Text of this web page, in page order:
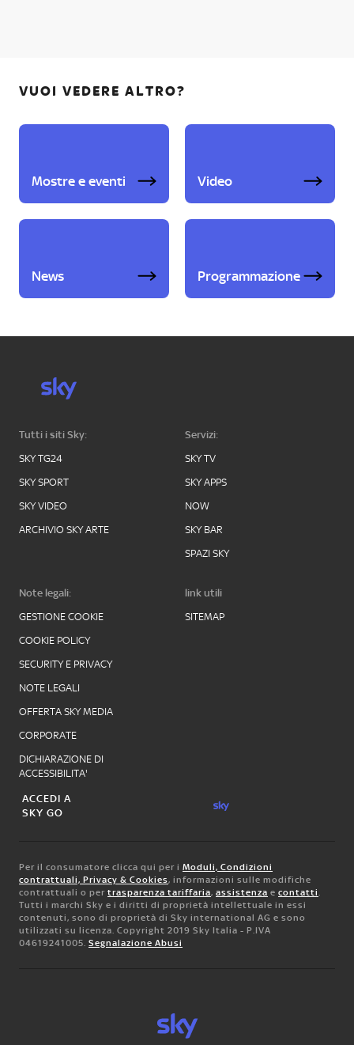
VUOI VEDERE ALTRO?
Mostre e eventi Video
News Programmazione
Tutti i siti Sky:
SKY TG24
SKY SPORT
SKY VIDEO
ARCHIVIO SKY ARTE
Servizi:
SKY TV
SKY APPS
NOW
SKY BAR
SPAZI SKY
Note legali:
GESTIONE COOKIE
COOKIE POLICY
SECURITY E PRIVACY
NOTE LEGALI
OFFERTA SKY MEDIA
CORPORATE
DICHIARAZIONE DI
ACCESSIBILITA'
link utili
SITEMAP
ACCEDI A
SKY GO
Per il consumatore clicca qui per i Moduli, Condizioni
contrattuali, Privacy & Cookies, informazioni sulle modifiche
contrattuali o per trasparenza tariffaria, assistenza e contatti.
Tutti i marchi Sky e i diritti di proprietà intellettuale in essi
contenuti, sono di proprietà di Sky international AG e sono
utilizzati su licenza. Copyright 2019 Sky Italia - P.IVA
04619241005. Segnalazione Abusi